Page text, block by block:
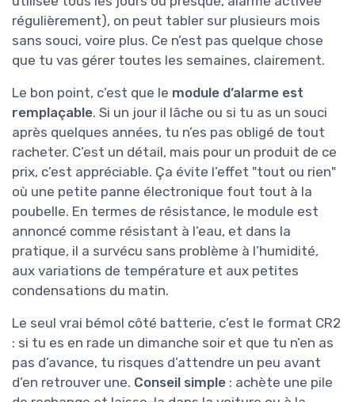
régulièrement), on peut tabler sur plusieurs mois
sans souci, voire plus. Ce n’est pas quelque chose
que tu vas gérer toutes les semaines, clairement.
Le bon point, c’est que le module d’alarme est
remplaçable. Si un jour il lâche ou si tu as un souci
après quelques années, tu n’es pas obligé de tout
racheter. C’est un détail, mais pour un produit de ce
prix, c’est appréciable. Ça évite l’effet "tout ou rien"
où une petite panne électronique fout tout à la
poubelle. En termes de résistance, le module est
annoncé comme résistant à l’eau, et dans la
pratique, il a survécu sans problème à l’humidité,
aux variations de température et aux petites
condensations du matin.
Le seul vrai bémol côté batterie, c’est le format CR2
: si tu es en rade un dimanche soir et que tu n’en as
pas d’avance, tu risques d’attendre un peu avant
d’en retrouver une. Conseil simple : achète une pile